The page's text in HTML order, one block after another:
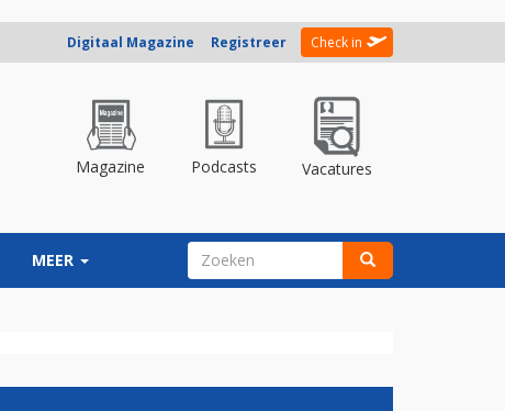
Digitaal Magazine Registreer Check in
Magazine Podcasts Vacatures
MEER ZOEKVELD